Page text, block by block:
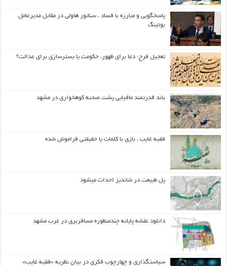
پاسخگویی و مبارزه با فساد ، سناتور هاولی در مقابل مدیرعامل
بوئینگ
تعجیل فرج: دعا برای ظهور، حکومت یا بسترسازی برای عدالت؟
باند قدرتمند مافیایی پشت صحنه کوهخواری در مشهد
فقیه غایب ، بازی با کلمات یا حقیقتی فراموش شده
پل طبیعت در شاندیز احداث میشود
دانلود نقشه پایانه چندمنظوره مسافربری در غرب مشهد
سیاستگذاری و چهارچوب فکری در بیان نظریه «فقیه غایب»